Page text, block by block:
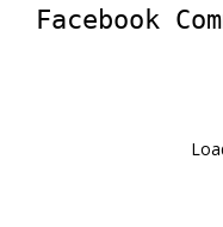
Facebook